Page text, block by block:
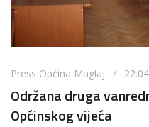
Press Općina Maglaj /
Održana druga
Općinskog vijeća